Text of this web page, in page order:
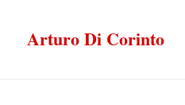
Arturo Di Corinto